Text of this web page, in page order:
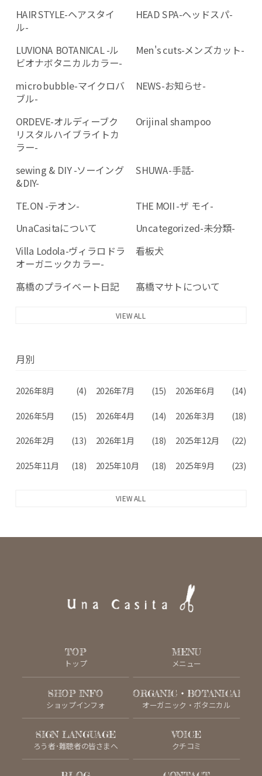
HAIR STYLE-ヘアスタイ
ル-
HEAD SPA-ヘッドスパ-
LUVIONA BOTANICAL -ル
ビオナボタニカルカラー-
Men's cuts-メンズカット-
micro bubble-マイクロバ
ブル-
NEWS-お知らせ-
ORDEVE-オルディーブク
リスタルハイブライトカ
ラー-
Orijinal shampoo
sewing & DIY -ソーイング
&DIY-
SHUWA-手話-
TE.ON -テオン-
THE MOII -ザ モイ-
UnaCasitaについて
Uncategorized-未分類-
Villa Lodola-ヴィラロドラ
オーガニックカラー-
看板犬
髙橋のプライベート日記 髙橋マサトについて
VIEW ALL
月別
2026年8月 (4) 2026年7月 (15) 2026年6月 (14)
2026年5月 (15) 2026年4月 (14) 2026年3月 (18)
2026年2月 (13) 2026年1月 (18) 2025年12月 (22)
2025年11月 (18) 2025年10月 (18) 2025年9月 (23)
VIEW ALL
TOP
トップ
MENU
メニュー
SHOP INFO
ショップインフォ
ORGANIC・BOTANICAL
オーガニック・ボタニカル
SIGN LANGUAGE
ろう者･難聴者の皆さまへ
VOICE
クチコミ